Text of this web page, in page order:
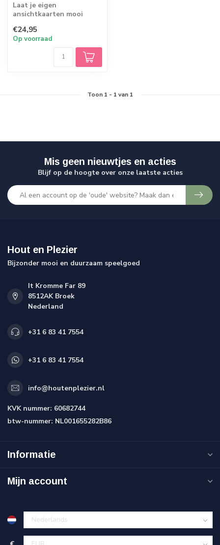
Laat je eigen
ansichtkaarten mooi
€24,95
Op voorraad
Toon 1 - 1 van 1
Mis geen nieuwtjes en acties
Blijf op de hoogte over onze laatste acties
Hout en Plezier
Bijzonder mooi en duurzaam speelgoed
It Kromme Far 89
8512AK Broek
Nederland
+31 6 83 41 7554
+31 6 83 41 7554
info@houtenplezier.nl
KVK nummer: 60682744
btw-nummer: NL001655282B86
Informatie
Mijn account